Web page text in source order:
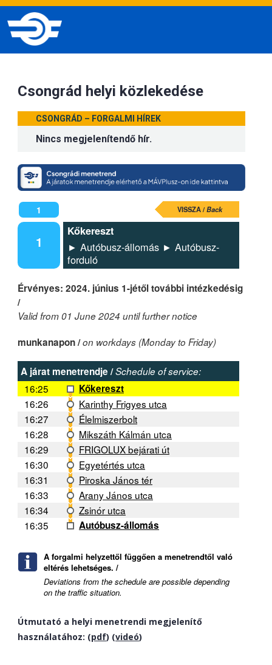
Csongrád helyi közlekedése
CSONGRÁD – FORGALMI HÍREK
Nincs megjelenítendő hír.
1 VISSZA /Back
1
Kőkereszt
► Autóbusz-állomás ► Autóbusz-
forduló
Érvényes: 2024. június 1-jétől további intézkedésig
/
Valid from 01 June 2024 until further notice
munkanapon /on workdays (Monday to Friday)
A járat menetrendje /Schedule of service:
16:25
Kőkereszt
16:26
Karinthy Frigyes utca
16:27
Élelmiszerbolt
16:28
Mikszáth Kálmán utca
16:29
FRIGOLUX bejárati út
16:30
Egyetértés utca
16:31
Piroska János tér
16:33
Arany János utca
16:34
Zsinór utca
16:35
Autóbusz-állomás
A forgalmi helyzettől függően a menetrendtől való
eltérés lehetséges. /
Deviations from the schedule are possible depending
on the traffic situation.
Útmutató a helyi menetrendi megjelenítő
használatához: (pdf) (videó)